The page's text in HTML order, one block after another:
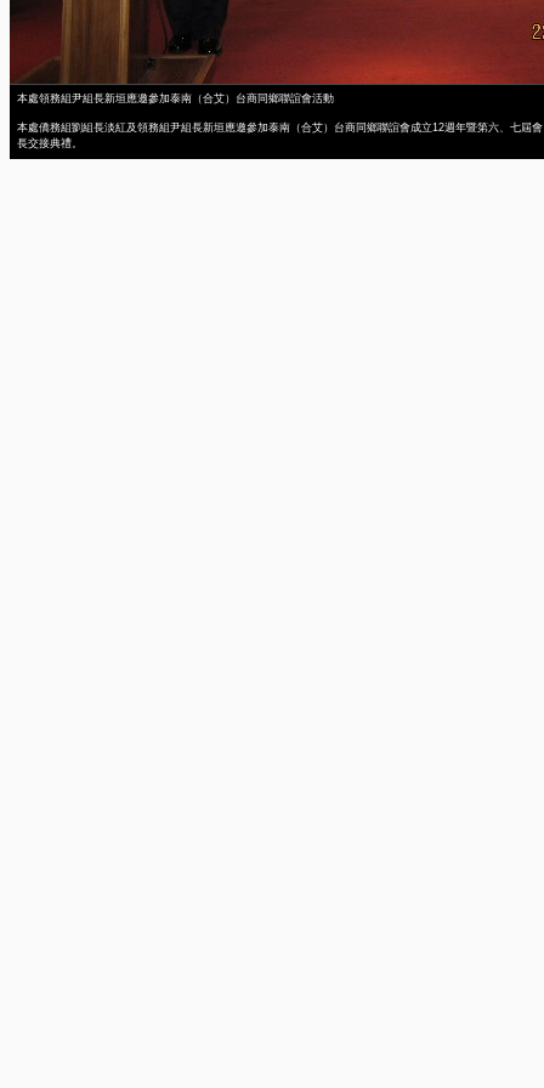
本處領務組尹組長新垣應邀參加泰南（合艾）台商同鄉聯誼會活動
本處僑務組劉組長淡紅及領務組尹組長新垣應邀參加泰南（合艾）台商同鄉聯誼會成立12週年暨第六、七屆會
長交接典禮。